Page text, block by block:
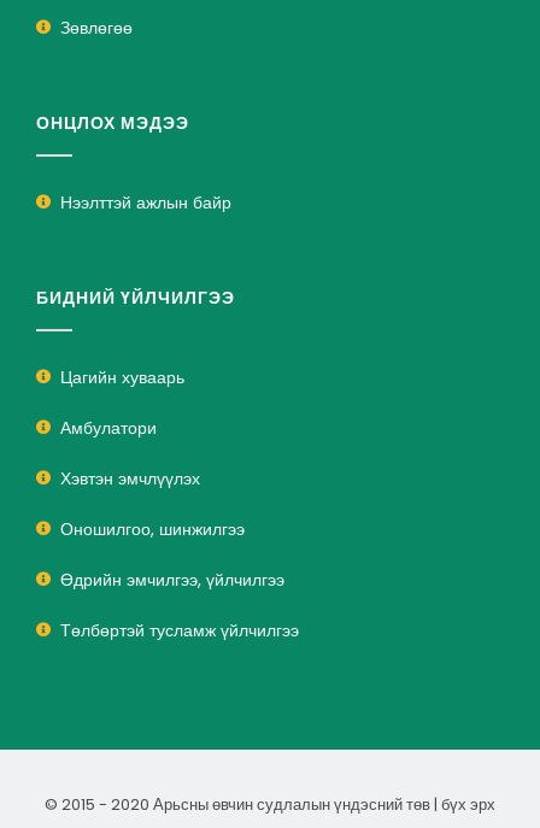
Зөвлөгөө
ОНЦЛОХ МЭДЭЭ
Нээлттэй ажлын байр
БИДНИЙ ҮЙЛЧИЛГЭЭ
Цагийн хуваарь
Амбулатори
Хэвтэн эмчлүүлэх
Оношилгоо, шинжилгээ
Өдрийн эмчилгээ, үйлчилгээ
Төлбөртэй тусламж үйлчилгээ
© 2015 - 2020 Арьсны өвчин судлалын үндэсний төв | бүх эрх